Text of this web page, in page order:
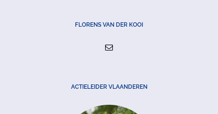
FLORENS VAN DER KOOI
ACTIELEIDER VLAANDEREN